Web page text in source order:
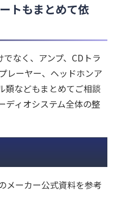
トもまとめて依
なく、アンプ、CDトラ
レーヤー、ヘッドホンア
類などもまとめてご相談
ディオシステム全体の整
メーカー公式資料を参考